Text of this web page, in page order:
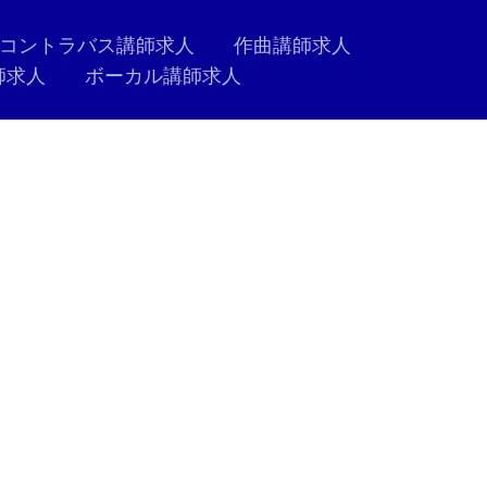
コントラバス講師求人
作曲講師求人
人
ボーカル講師求人